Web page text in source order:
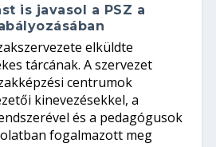
is javasol a PSZ a
elküldte
tárcának. A szervezet
centrumok
kinevezésekkel, a
és a pedagógusok
fogalmazott meg